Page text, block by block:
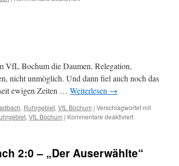
Mönchengladbach
VfL Bochum die Daumen. Relegation,
nicht unmöglich. Und dann fiel auch noch das
ewigen Zeiten … Weiterlesen →
, Ruhrgebiet, VfL Bochum | Verschlagwortet mit
, VfL Bochum | Kommentare deaktiviert
Castroper
2:0 – „Der Auserwählte“